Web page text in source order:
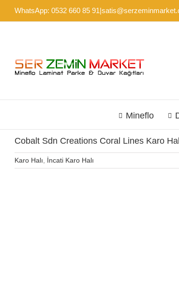
WhatsApp: 0532 660 85 91|
Mineflo
Cobalt Sdn Creations Coral Lines Karo
Karo Halı İncati Karo Halı